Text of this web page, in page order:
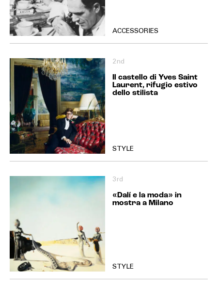
ACCESSORIES
2nd
Il castello di Yves Saint
Laurent, rifugio estivo
dello stilista
STYLE
3rd
«Dalí e la moda» in
mostra a Milano
STYLE